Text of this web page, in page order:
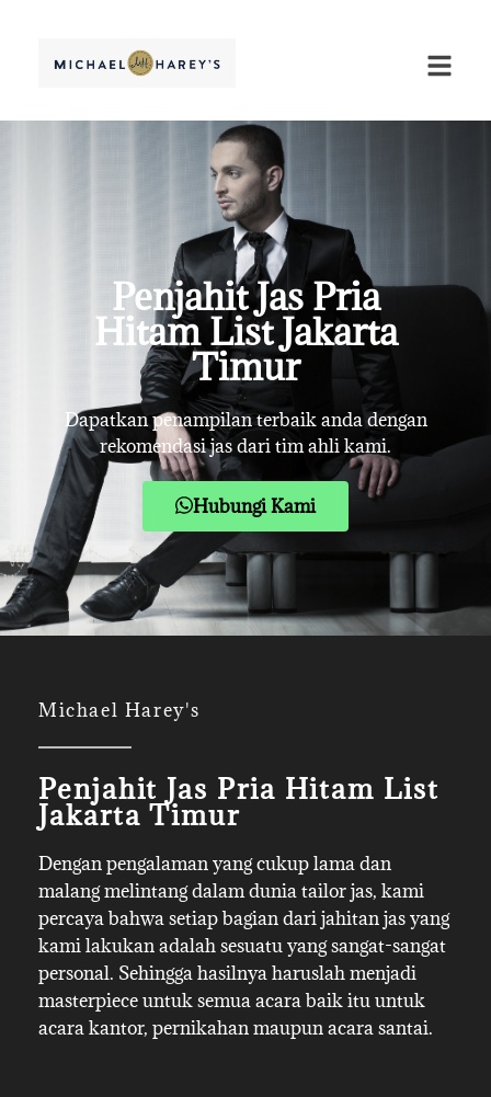
Penjahit Jas Pria
Hitam List Jakarta
Timur
Dapatkan penampilan terbaik anda dengan
rekomendasi jas dari tim ahli kami.
Hubungi Kami
Michael Harey's
Penjahit Jas Pria Hitam List
Jakarta Timur
Dengan pengalaman yang cukup lama dan
malang melintang dalam dunia tailor jas, kami
percaya bahwa setiap bagian dari jahitan jas yang
kami lakukan adalah sesuatu yang sangat-sangat
personal. Sehingga hasilnya haruslah menjadi
masterpiece untuk semua acara baik itu untuk
acara kantor, pernikahan maupun acara santai.